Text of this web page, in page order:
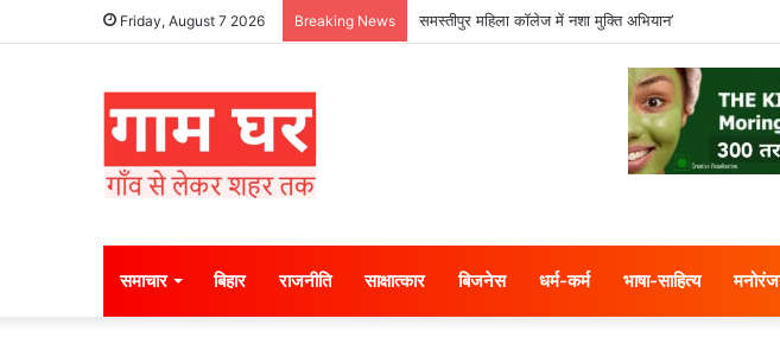
Friday, August 7 2026 Breaking News समस्तीपुर महिला कॉलेज में नशा मुक्ति अभियान’
समाचार बिहार राजनीति साक्षात्कार बिजनेस धर्म-कर्म भाषा-साहित्य